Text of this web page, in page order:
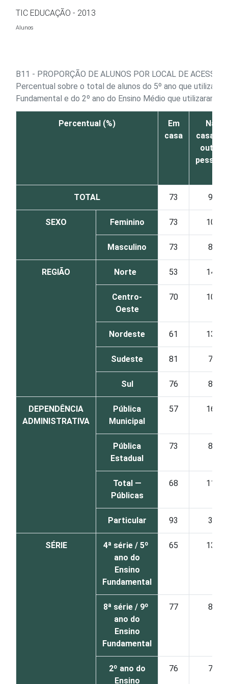
Ir para o conteúdo
TIC EDUCAÇÃO - 2013
Alunos
B11 - PROPORÇÃO DE ALUNOS POR LOCAL DE ACESSO
Percentual sobre o total de alunos do 5º ano que
Fundamental e do 2º ano do Ensino Médio que utilizaram
Percentual (%)
Em
casa
Na
casa de
outra
pessoa
TOTAL 73 9
SEXO Feminino 73 10
Masculino 73 8
REGIÃO Norte 53 14
Centro-
Oeste
70 10
Nordeste 61 13
Sudeste 81 7
Sul 76 8
DEPENDÊNCIA
ADMINISTRATIVA
Pública
Municipal
57 16
Pública
Estadual
73 8
Total —
Públicas
68 11
Particular 93 3
SÉRIE
4ª série / 5º
ano do
Ensino
Fundamental
65 13
8ª série / 9º
ano do
Ensino
Fundamental
77 8
2º ano do
Ensino
76 7